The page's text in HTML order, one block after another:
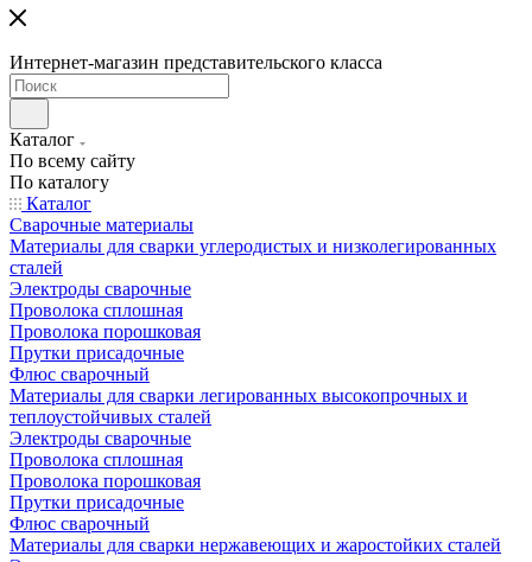
Интернет-магазин представительского класса
Каталог
По всему сайту
По каталогу
Каталог
Сварочные материалы
Материалы для сварки углеродистых и низколегированных
сталей
Электроды сварочные
Проволока сплошная
Проволока порошковая
Прутки присадочные
Флюс сварочный
Материалы для сварки легированных высокопрочных и
теплоустойчивых сталей
Электроды сварочные
Проволока сплошная
Проволока порошковая
Прутки присадочные
Флюс сварочный
Материалы для сварки нержавеющих и жаростойких сталей